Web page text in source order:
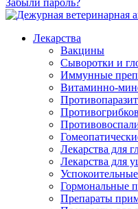
Забыли пароль?
Лекарства
Вакцины
Сыворотки и
Иммунные
Витаминно-
Лекарства для
Лекарства для
Успокоительные
Гормональные
Препараты